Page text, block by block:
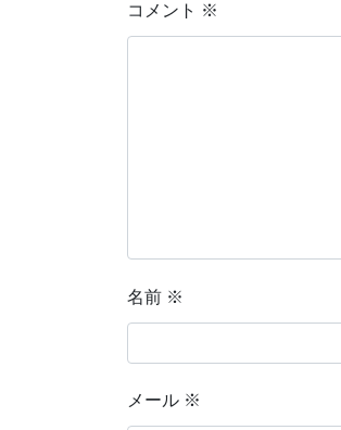
コメント ※
名前 ※
メール ※